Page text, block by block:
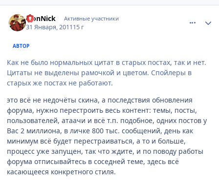
LionNick Активные участники
31 Января, 201115 г
АВТОР
Как не было нормальных цитат в старых постах, так и нет.
Цитаты не выделены рамочкой и цветом. Спойлеры в
старых же постах не работают.
это всё не недочёты скина, а последствия обновления
форума, нужно перестроить весь контент: темы, посты,
пользователей, атаачи и всё т.п. подобное, одних постов у
Вас 2 миллиона, в личке 800 тыс. сообщений, день как
минимум всё будет перестраиваться, а то и больше,
процесс уже запущен, так что ждите, и по поводу работы
форума отписывайтесь в соседней теме, здесь всё
касающееся конкретного стиля.